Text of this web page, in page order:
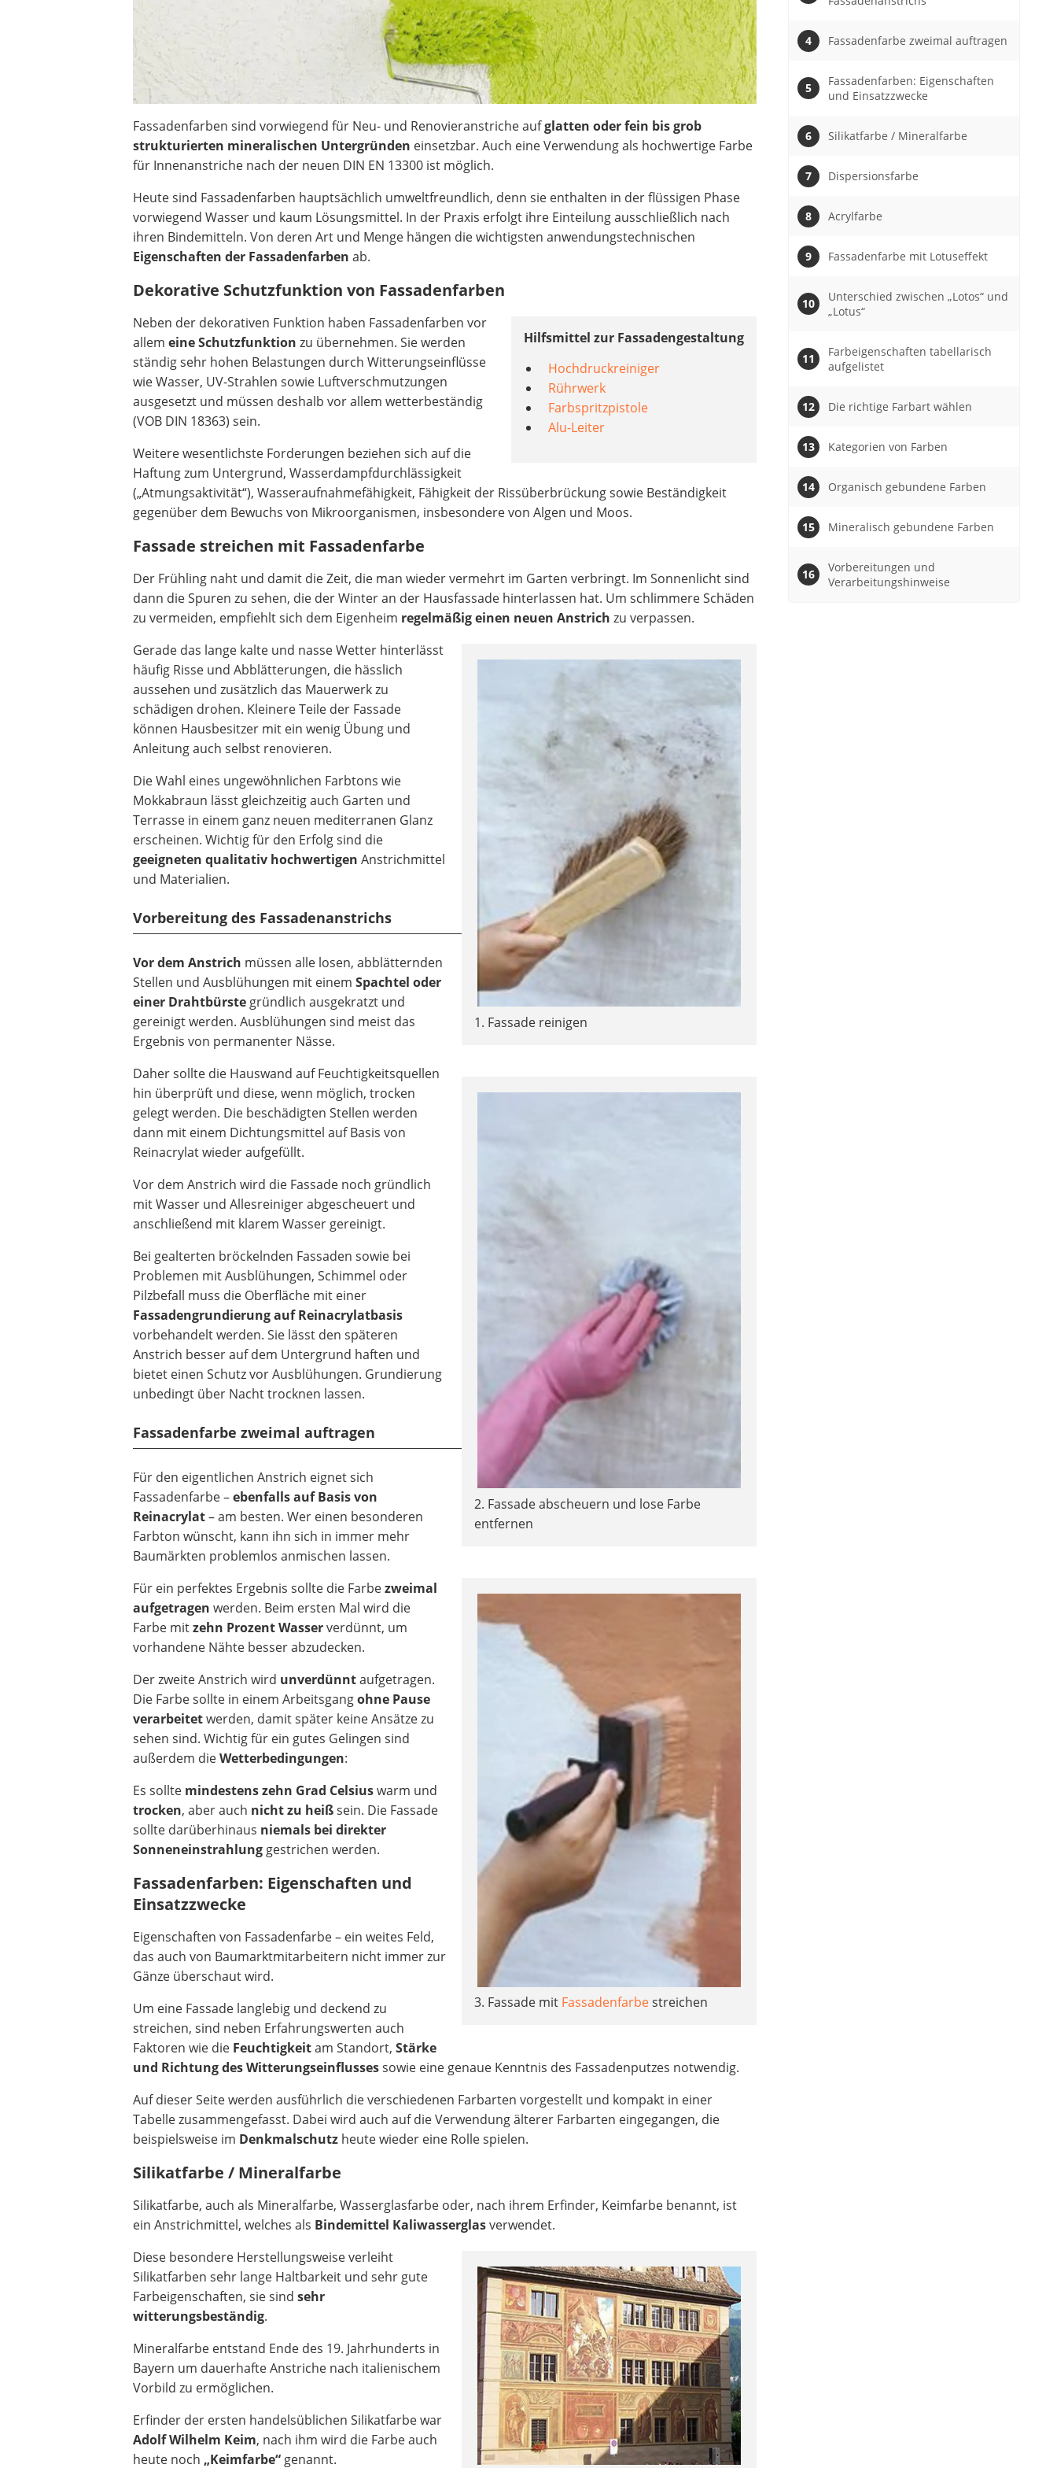
Fensterkontaktschalter
Video-Türsprechanlage
Fassadenfarben sind vorwiegend für Neu- und Renovieranstriche aufglatten oder fein bis grob
strukturierten mineralischen Untergründen einsetzbar. Auch eine Verwendung als hochwertige Farbe
für Innenanstriche nach der neuen DIN EN 13300 ist möglich.
Heute sind Fassadenfarben hauptsächlich umweltfreundlich, denn sie enthalten in der flüssigen Phase
vorwiegend Wasser und kaum Lösungsmittel. In der Praxis erfolgt ihre Einteilung ausschließlich nach
ihren Bindemitteln. Von deren Art und Menge hängen die wichtigsten anwendungstechnischen
Eigenschaften der Fassadenfarben ab.
Dekorative Schutzfunktion von Fassadenfarben
Hilfsmittel zur Fassadengestaltung
Hochdruckreiniger
Rührwerk
Farbspritzpistole
Alu-Leiter
Neben der dekorativen Funktion haben Fassadenfarben vor
allemeine Schutzfunktion zu übernehmen. Sie werden
ständig sehr hohen Belastungen durch Witterungseinflüsse
wie Wasser, UV-Strahlen sowie Luftverschmutzungen
ausgesetzt und müssen deshalb vor allem wetterbeständig
(VOB DIN 18363) sein.
Weitere wesentlichste Forderungen beziehen sich auf die
Haftung zum Untergrund, Wasserdampfdurchlässigkeit
(„Atmungsaktivität“), Wasseraufnahmefähigkeit, Fähigkeit der Rissüberbrückung sowie Beständigkeit
gegenüber dem Bewuchs von Mikroorganismen, insbesondere von Algen und Moos.
Fassade streichen mit Fassadenfarbe
Der Frühling naht und damit die Zeit, die man wieder vermehrt im Garten verbringt. Im Sonnenlicht sind
dann die Spuren zu sehen, die der Winter an der Hausfassade hinterlassen hat. Um schlimmere Schäden
zu vermeiden, empfiehlt sich dem Eigenheim regelmäßig einen neuen Anstrich zu verpassen.
1. Fassade reinigen
Gerade das lange kalte und nasse Wetter hinterlässt
häufig Risse und Abblätterungen, die hässlich
aussehen und zusätzlich das Mauerwerk zu
schädigen drohen. Kleinere Teile der Fassade
können Hausbesitzer mit ein wenig Übung und
Anleitung auch selbst renovieren.
Die Wahl eines ungewöhnlichen Farbtons wie
Mokkabraun lässt gleichzeitig auch Garten und
Terrasse in einem ganz neuen mediterranen Glanz
erscheinen. Wichtig für den Erfolg sind die
geeigneten qualitativ hochwertigen Anstrichmittel
und Materialien.
2. Fassade abscheuern und lose Farbe
entfernen
Vorbereitung des Fassadenanstrichs
Vor dem Anstrich müssen alle losen, abblätternden
Stellen und Ausblühungen mit einemSpachtel oder
einer Drahtbürste gründlich ausgekratzt und
gereinigt werden. Ausblühungen sind meist das
Ergebnis von permanenter Nässe.
Daher sollte die Hauswand auf Feuchtigkeitsquellen
hin überprüft und diese, wenn möglich, trocken
gelegt werden. Die beschädigten Stellen werden
dann mit einem Dichtungsmittel auf Basis von
Reinacrylat wieder aufgefüllt.
3. Fassade mit Fassadenfarbestreichen
Vor dem Anstrich wird die Fassade noch gründlich
mit Wasser und Allesreiniger abgescheuert und
anschließend mit klarem Wasser gereinigt.
Bei gealterten bröckelnden Fassaden sowie bei
Problemen mit Ausblühungen, Schimmel oder
Pilzbefall muss die Oberfläche mit einer
Fassadengrundierung auf Reinacrylatbasis
vorbehandelt werden. Sie lässt den späteren
Anstrich besser auf dem Untergrund haften und
bietet einen Schutz vor Ausblühungen. Grundierung
unbedingt über Nacht trocknen lassen.
Fassadenfarbe zweimal auftragen
Für den eigentlichen Anstrich eignet sich
Fassadenfarbe –ebenfalls auf Basis von
Reinacrylat– am besten. Wer einen besonderen
Farbton wünscht, kann ihn sich in immer mehr
Baumärkten problemlos anmischen lassen.
Für ein perfektes Ergebnis sollte die Farbezweimal
aufgetragen werden. Beim ersten Mal wird die
Farbe mitzehn Prozent Wasserverdünnt, um
vorhandene Nähte besser abzudecken.
Der zweite Anstrich wird unverdünntaufgetragen.
Die Farbe sollte in einem Arbeitsgangohne Pause
verarbeitetwerden, damit später keine Ansätze zu
sehen sind. Wichtig für ein gutes Gelingen sind
außerdem dieWetterbedingungen:
Es sollte mindestens zehn Grad Celsiuswarm und
trocken, aber auch nicht zu heißsein. Die Fassade
sollte darüberhinaus niemals bei direkter
Sonneneinstrahlung gestrichen werden.
Fassadenfarben: Eigenschaften und
Einsatzzwecke
Eigenschaften von Fassadenfarbe – ein weites Feld,
das auch von Baumarktmitarbeitern nicht immer zur
Gänze überschaut wird.
Um eine Fassade langlebig und deckend zu
streichen, sind neben Erfahrungswerten auch
Faktoren wie die Feuchtigkeitam Standort,Stärke
und Richtung des Witterungseinflussessowie eine genaue Kenntnis des Fassadenputzes notwendig.
Auf dieser Seite werden ausführlich die verschiedenen Farbarten vorgestellt und kompakt in einer
Tabelle zusammengefasst. Dabei wird auch auf die Verwendung älterer Farbarten eingegangen, die
beispielsweise im Denkmalschutz heute wieder eine Rolle spielen.
Silikatfarbe / Mineralfarbe
Silikatfarbe, auch als Mineralfarbe, Wasserglasfarbe oder, nach ihrem Erfinder, Keimfarbe benannt, ist
ein Anstrichmittel, welches als Bindemittel Kaliwasserglasverwendet.
Diese besondere Herstellungsweise verleiht
Silikatfarben sehr lange Haltbarkeit und sehr gute
Farbeigenschaften, sie sindsehr
witterungsbeständig.
Mineralfarbe entstand Ende des 19. Jahrhunderts in
Bayern um dauerhafte Anstriche nach italienischem
Vorbild zu ermöglichen.
Erfinder der ersten handelsüblichen Silikatfarbe war
Adolf Wilhelm Keim, nach ihm wird die Farbe auch
heute noch „Keimfarbe“ genannt.
Fassadenfarbe zweimal auftragen
Fassadenfarben: Eigenschaften
und Einsatzzwecke
Silikatfarbe / Mineralfarbe
Dispersionsfarbe
Acrylfarbe
Fassadenfarbe mit Lotuseffekt
Unterschied zwischen „Lotos“ und
„Lotus“
Farbeigenschaften tabellarisch
aufgelistet
Die richtige Farbart wählen
Kategorien von Farben
Organisch gebundene Farben
Mineralisch gebundene Farben
Vorbereitungen und
Verarbeitungshinweise